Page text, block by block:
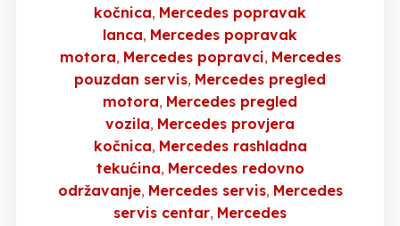
kočnica Mercedes popravak
lanca Mercedes popravak
motora Mercedes popravci Mercedes
pouzdan servis Mercedes pregled
motora Mercedes pregled
vozila Mercedes provjera
kočnica Mercedes rashladna
tekućina Mercedes redovno
održavanje Mercedes servis Mercedes
servis centar Mercedes